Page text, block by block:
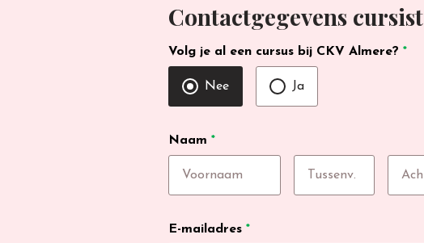
Contactgegevens cursist
Volg je al een cursus bij CKV Almere? *
Nee Ja
Naam *
E-mailadres *